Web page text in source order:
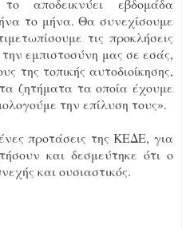
το μήνα. Θα συνεχίσουμε
τις προκλήσεις
την εμπιστοσύνη μας σε εσάς,
της τοπικής αυτοδιοίκησης,
ζητήματα τα οποία έχουμε
την επίλυση τους».
προτάσεις της ΚΕΔΕ, για
και δεσμεύτηκε ότι ο
και ουσιαστικός.